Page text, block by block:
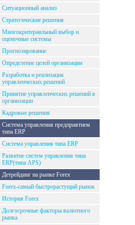
Ситуационный анализ
Стратегические решения
Многокритераильный выбор и
оценочные системы
Прогнозирование
Определение целей организации
Разработка и реализация
управленческих решений
Принятие управленческих решений в
организации
Кадровые решения
Система управления предприятием
типа ERP
Система управления типа ERP
Развитие систем управления типа
ERP(типа APS)
Детрейдинг на рынке Forex
Forex-самый быстрорастущий рынок
История Forex
Долгосрочные факторы валютного
рынка